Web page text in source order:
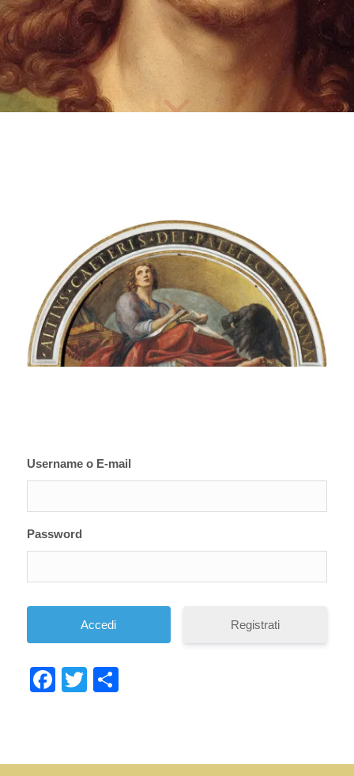
Username o E-mail
Password
Registrati
Facebook
Twitter